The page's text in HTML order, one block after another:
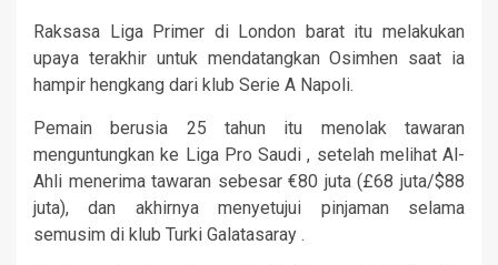
Raksasa Liga Primer di London barat itu melakukan
upaya terakhir untuk mendatangkan Osimhen saat ia
hampir hengkang dari klub Serie A Napoli.
Pemain berusia 25 tahun itu menolak tawaran
menguntungkan ke Liga Pro Saudi , setelah melihat Al-
Ahli menerima tawaran sebesar €80 juta (£68 juta/$88
juta), dan akhirnya menyetujui pinjaman selama
semusim di klub Turki Galatasaray .